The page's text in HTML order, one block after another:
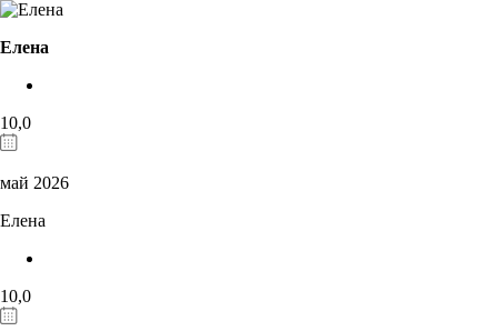
Елена
10,0
май 2026
Елена
10,0